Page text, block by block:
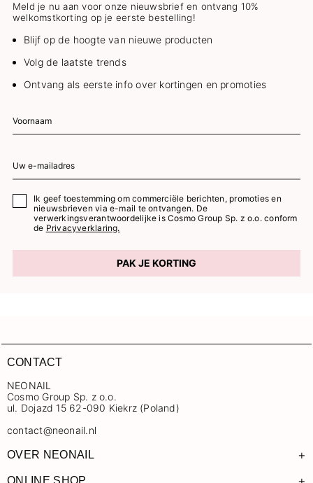
Meld je nu aan voor onze nieuwsbrief en ontvang 10%
welkomstkorting op je eerste bestelling!
Blijf op de hoogte van nieuwe producten
Volg de laatste trends
Ontvang als eerste info over kortingen en promoties
Ik geef toestemming om commerciële berichten, promoties en
nieuwsbrieven via e-mail te ontvangen. De
verwerkingsverantwoordelijke is Cosmo Group Sp. z o.o. conform
de Privacyverklaring.
PAK JE KORTING
CONTACT
NEONAIL
Cosmo Group Sp. z o.o.
ul. Dojazd 15 62-090 Kiekrz (Poland)
contact@neonail.nl
OVER NEONAIL +